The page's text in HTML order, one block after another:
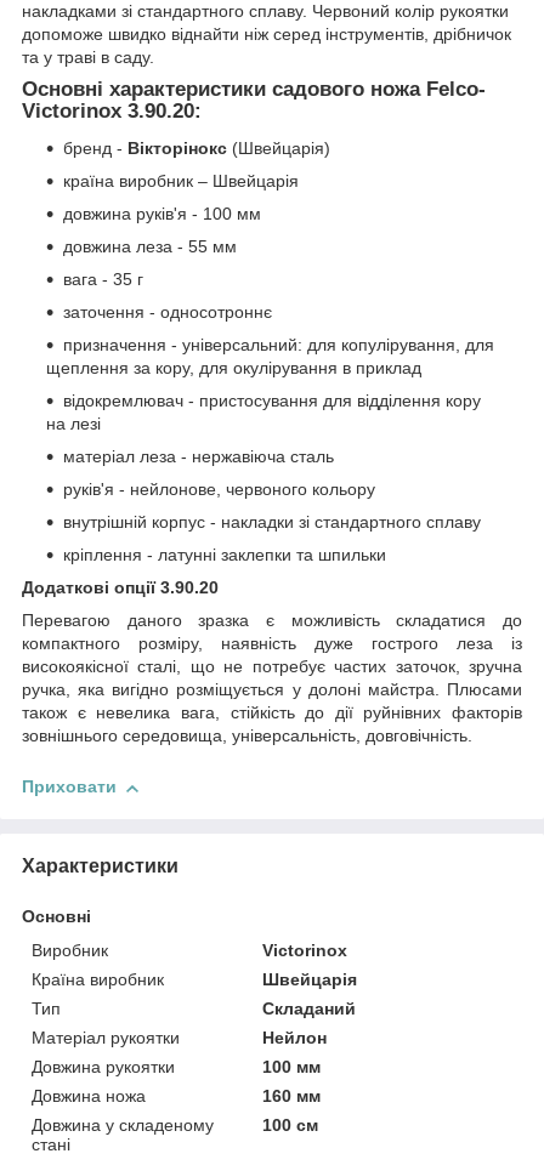
накладками зі стандартного сплаву. Червоний колір рукоятки
допоможе швидко віднайти ніж серед інструментів, дрібничок
та у траві в саду.
Основні характеристики садового ножа Felco-
Victorinox 3.90.20:
бренд - Вікторінокс (Швейцарія)
країна виробник – Швейцарія
довжина руків'я - 100 мм
довжина леза - 55 мм
вага - 35 г
заточення - односотроннє
призначення - універсальний: для копулірування, для
щеплення за кору, для окулірування в приклад
відокремлювач - пристосування для відділення кору
на лезі
матеріал леза - нержавіюча сталь
руків'я - нейлонове, червоного кольору
внутрішній корпус - накладки зі стандартного сплаву
кріплення - латунні заклепки та шпильки
Додаткові опції 3.90.20
Перевагою даного зразка є можливість складатися до
компактного розміру, наявність дуже гострого леза із
високоякісної сталі, що не потребує частих заточок, зручна
ручка, яка вигідно розміщується у долоні майстра. Плюсами
також є невелика вага, стійкість до дії руйнівних факторів
зовнішнього середовища, універсальність, довговічність.
Приховати
Характеристики
Основні
Виробник
Victorinox
Країна виробник
Швейцарія
Тип
Складаний
Матеріал рукоятки
Нейлон
Довжина рукоятки
100 мм
Довжина ножа
160 мм
Довжина у складеному
стані
100 см